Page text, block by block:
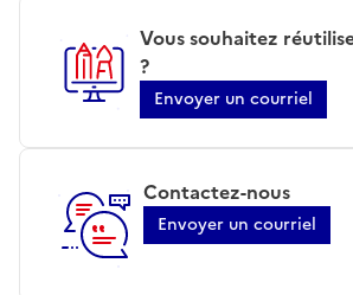
Vous souhaitez
?
Envoyer un courriel
Contactez-nous
Envoyer un courriel